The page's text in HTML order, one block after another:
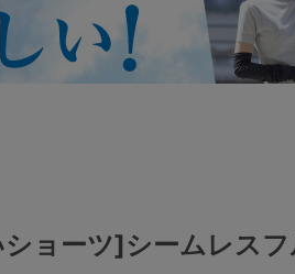
円
ョーツ]シームレス